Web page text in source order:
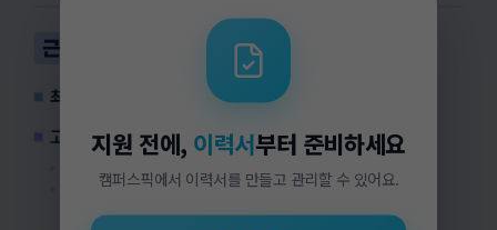
지원 전에, 이력서부터 준비하세요
캠퍼스픽에서 이력서를 만들고 관리할 수 있어요.